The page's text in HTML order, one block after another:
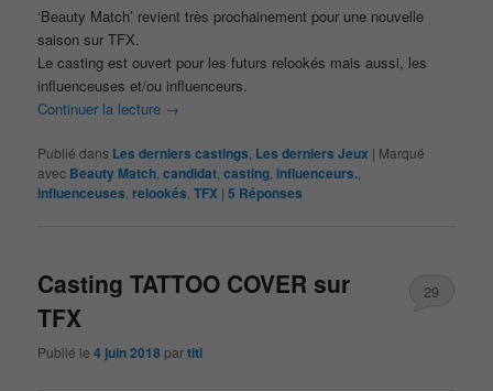
‘Beauty Match’ revient très prochainement pour une nouvelle
saison sur TFX.
Le casting est ouvert pour les futurs relookés mais aussi, les
influenceuses et/ou influenceurs.
Continuer la lecture →
Publié dans Les derniers castings Les derniers Jeux | Marqué
avec Beauty Match ,candidat ,casting influenceurs.
influenceuses relookés ,TFX |5 Réponses
Casting TATTOO COVER sur
TFX
Publié le4 juin 2018 partiti
29